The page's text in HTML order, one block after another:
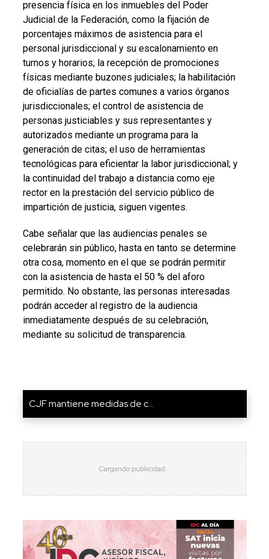
presencia física en los inmuebles del Poder
Judicial de la Federación, como la fijación de
porcentajes máximos de asistencia para el
personal jurisdiccional y su escalonamiento en
turnos y horarios; la recepción de promociones
físicas mediante buzones judiciales; la habilitación
de oficialías de partes comunes a varios órganos
jurisdiccionales; el control de asistencia de
personas justiciables y sus representantes y
autorizados mediante un programa para la
generación de citas; el uso de herramientas
tecnológicas para eficientar la labor jurisdiccional; y
la continuidad del trabajo a distancia como eje
rector en la prestación del servicio público de
impartición de justicia, siguen vigentes.
Cabe señalar que las audiencias penales se
celebrarán sin público, hasta en tanto se determine
otra cosa, momento en el que se podrán permitir
con la asistencia de hasta el 50 % del aforo
permitido. No obstante, las personas interesadas
podrán acceder al registro de la audiencia
inmediatamente después de su celebración,
mediante su solicitud de transparencia.
CJF mantiene medidas de c...